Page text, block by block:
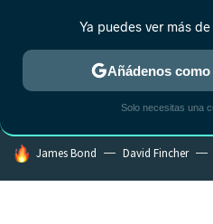
MENÚ
ESTRENOS REALITY
HOY SE HABLA DE
James Bond David Fincher
Ya puedes ver más
Añádenos
Solo necesitas una